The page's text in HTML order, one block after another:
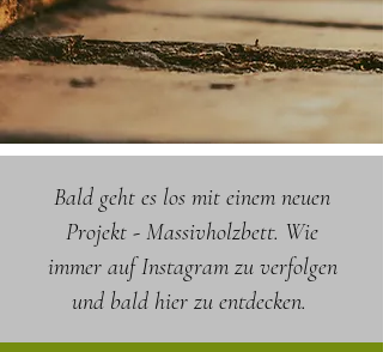
Bald geht es los mit einem neuen
Projekt - Massivholzbett. Wie
immer auf Instagram zu verfolgen
und bald hier zu entdecken.